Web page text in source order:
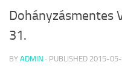
Dohányzásmentes
31.
BY ADMIN · PUBLISHED 2015-